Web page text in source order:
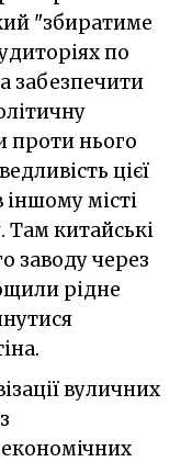
"збиратиме
по
забезпечити
проти нього
цієї
місті
Там китайські
заводу через
рідне
вуличних